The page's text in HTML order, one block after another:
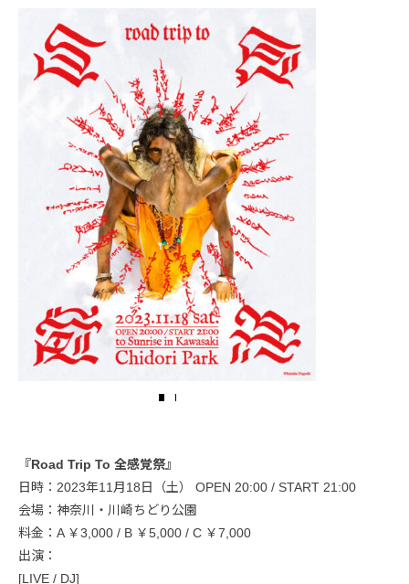
『Road Trip To 全感覚祭』
日時：2023年11月18日（土） OPEN 20:00 / START 21:00
会場：神奈川・川崎ちどり公園
料金：A ￥3,000 / B ￥5,000 / C ￥7,000
出演：
[LIVE / DJ]